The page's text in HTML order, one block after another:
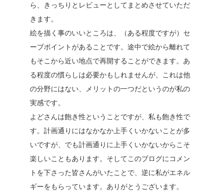
ら、きっちりとレビューとしてまとめさせていただ
きます。
絵を描く事のいいところは、（ある程度ですが）セ
ーブポイントがあることです。途中で絵から離れて
もそこから近い地点で再開することができます。あ
る程度の慣らしは必要かもしれませんが、これは他
の分野にはない、メリットの一つだというのが私の
実感です。
よどさんは飽き性ということですが、私も飽き性で
す。計画通りにはなかなか上手くいかないことが多
いですが、でも計画通りに上手くいかないからこそ
楽しいこともあります。そしてこのブログにコメン
トを下さった皆さんがいたことで、逆に私がエネル
ギーをもらっています。ありがとうございます。